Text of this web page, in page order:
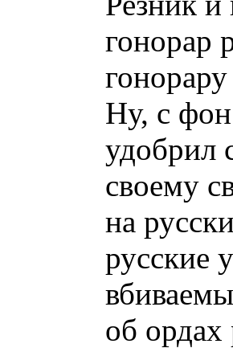
гонорар
Ну, с
удобрил
своему
на
русские
об ордах